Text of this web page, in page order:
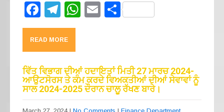
F
a
c
e
b
o
o
T
el
e
gr
a
m
W
A
p
p
E S
READ MORE
ਵਿੱਤ ਵਿਭਾਗ ਦੀਆਂ ਹਦਾਇਤਾਂ ਮਿਤੀ 27 ਮਾਰਚ 2024-
ਆਉਟਸੋਰਸ ਤੇ ਕੰਮ ਕਰਦੇ ਵਿਅਕਤੀਆਂ ਦੀਆਂ ਸੇਵਾਵਾਂ ਨੂੰ
ਸਾਲ 2024-2025 ਦੌਰਾਨ ਚਾਲੂ ਰੱਖਣ ਬਾਰੇ।